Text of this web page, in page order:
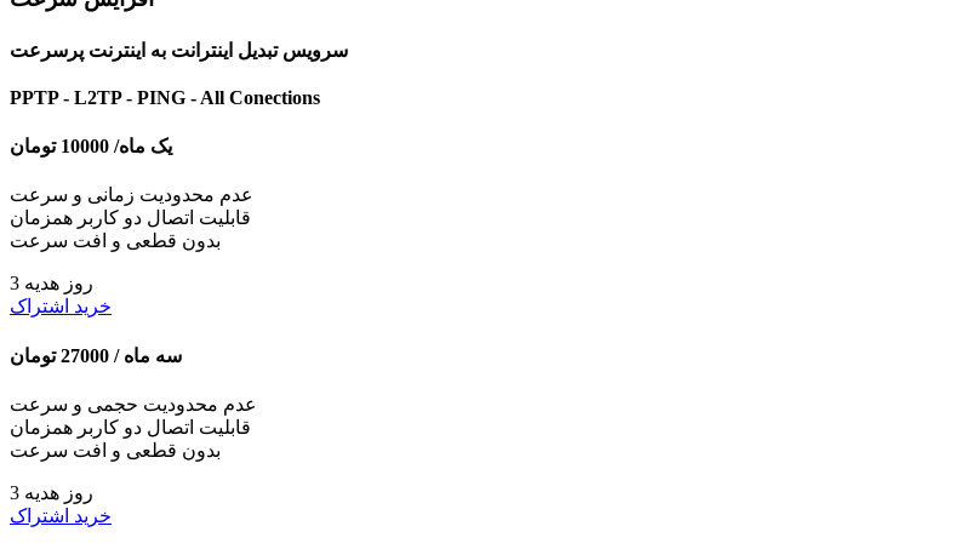
سرویس تبدیل اینترانت به اینترنت پرسرعت
PPTP - L2TP - PING - All Conections
یک ماه/ 10000 تومان
عدم محدودیت زمانی و سرعت
قابلیت اتصال دو کاربر همزمان
بدون قطعی و افت سرعت
3 روز هدیه
خرید اشتراک
سه ماه / 27000 تومان
عدم محدودیت حجمی و سرعت
قابلیت اتصال دو کاربر همزمان
بدون قطعی و افت سرعت
3 روز هدیه
خرید اشتراک